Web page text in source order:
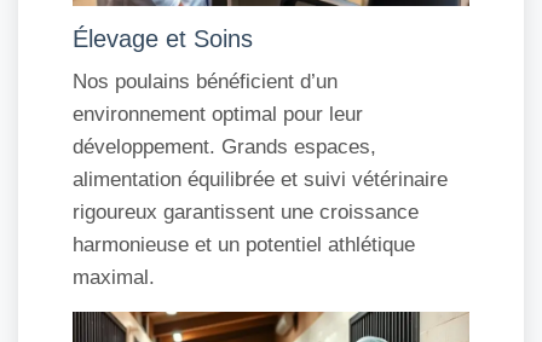
Élevage et Soins
Nos poulains bénéficient d’un
environnement optimal pour leur
développement. Grands espaces,
alimentation équilibrée et suivi vétérinaire
rigoureux garantissent une croissance
harmonieuse et un potentiel athlétique
maximal.